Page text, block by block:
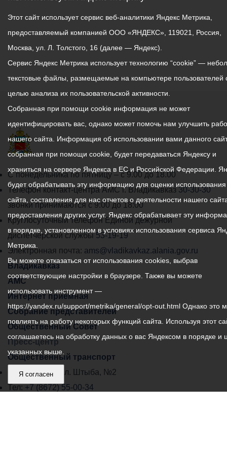
График
работы
администрации
местного
самоуправления
города
Владикавказ:
С понедельника по пятницу – с 9.00 до 18.00
Телефон контакт-центра АМС г. Владикавказ30-30-30
звонки принимаются с 9:00 до 18:00
Круглосуточный телефон Единой дежурной
диспетчерской службы53-19-19
Электронная почта: ams@vladikavkaz.alania.gov.ru
Владикавказ
АМС
Интернет приемная
Собрание представителей
Общественный Совет
Пресс-центр
Общественный транспорт
Владикавказ, пл. Штыба, №2
Тел: +7 (8672) 55-00-34
Этот сайт использует сервис веб-аналитики Яндекс Метрика,
предоставляемый компанией ООО «ЯНДЕКС», 119021, Россия,
Москва, ул. Л. Толстого, 16 (далее — Яндекс).
Сервис Яндекс Метрика использует технологию “cookie” —
текстовые файлы, размещаемые на компьютере пользователей
целью анализа их пользовательской активности.
Собранная при помощи cookie информация не может
идентифицировать вас, однако может помочь нам улучшить
нашего сайта. Информация об использовании вами данного
собранная при помощи cookie, будет передаваться Яндексу и
храниться на сервере Яндекса в ЕС и Российской Федерации.
будет обрабатывать эту информацию для оценки
сайта, составления для нас отчетов о деятельности нашего
предоставления других услуг. Яндекс обрабатывает эту
в порядке, установленном в условиях использования сервиса
Метрика.
Вы можете отказаться от использования cookies, выбрав
соответствующие настройки в браузере. Также вы можете
использовать инструмент —
https://yandex.ru/support/metrika/general/opt-out.html Однако это
повлиять на работу некоторых функций сайта. Используя этот
соглашаетесь на обработку данных о вас Яндексом в порядке и
указанных выше.
Я согласен